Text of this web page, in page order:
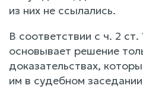
из них не ссылались.
В соответствии с ч. 2
основывает решение
доказательствах,
им в судебном